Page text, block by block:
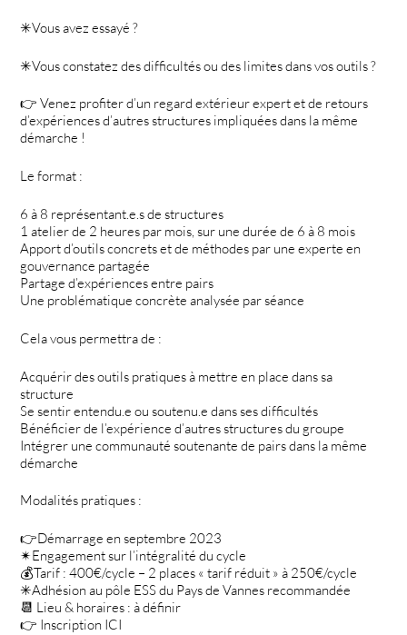
✳Vous avez essayé ?
✳Vous constatez des difficultés ou des limites dans vos outils ?
👉 Venez profiter d’un regard extérieur expert et de retours
d’expériences d’autres structures impliquées dans la même
démarche !
Le format :
6 à 8 représentant.e.s de structures
1 atelier de 2 heures par mois, sur une durée de 6 à 8 mois
Apport d’outils concrets et de méthodes par une experte en
gouvernance partagée
Partage d’expériences entre pairs
Une problématique concrète analysée par séance
Cela vous permettra de :
Acquérir des outils pratiques à mettre en place dans sa
structure
Se sentir entendu.e ou soutenu.e dans ses difficultés
Bénéficier de l’expérience d’autres structures du groupe
Intégrer une communauté soutenante de pairs dans la même
démarche
Modalités pratiques :
👉Démarrage en septembre 2023
✴Engagement sur l’intégralité du cycle
💰Tarif : 400€/cycle – 2 places « tarif réduit » à 250€/cycle
✳Adhésion au pôle ESS du Pays de Vannes recommandée
📆 Lieu & horaires : à définir
👉 Inscription ICI